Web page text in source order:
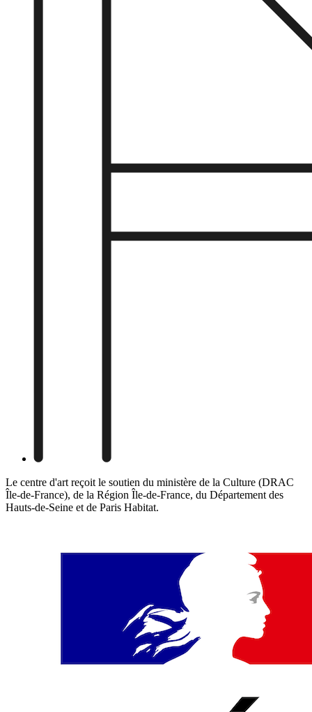
Le centre d'art reçoit le soutien du ministère de la Culture (DRAC
Île-de-France), de la Région Île-de-France, du Département des
Hauts-de-Seine et de Paris Habitat.